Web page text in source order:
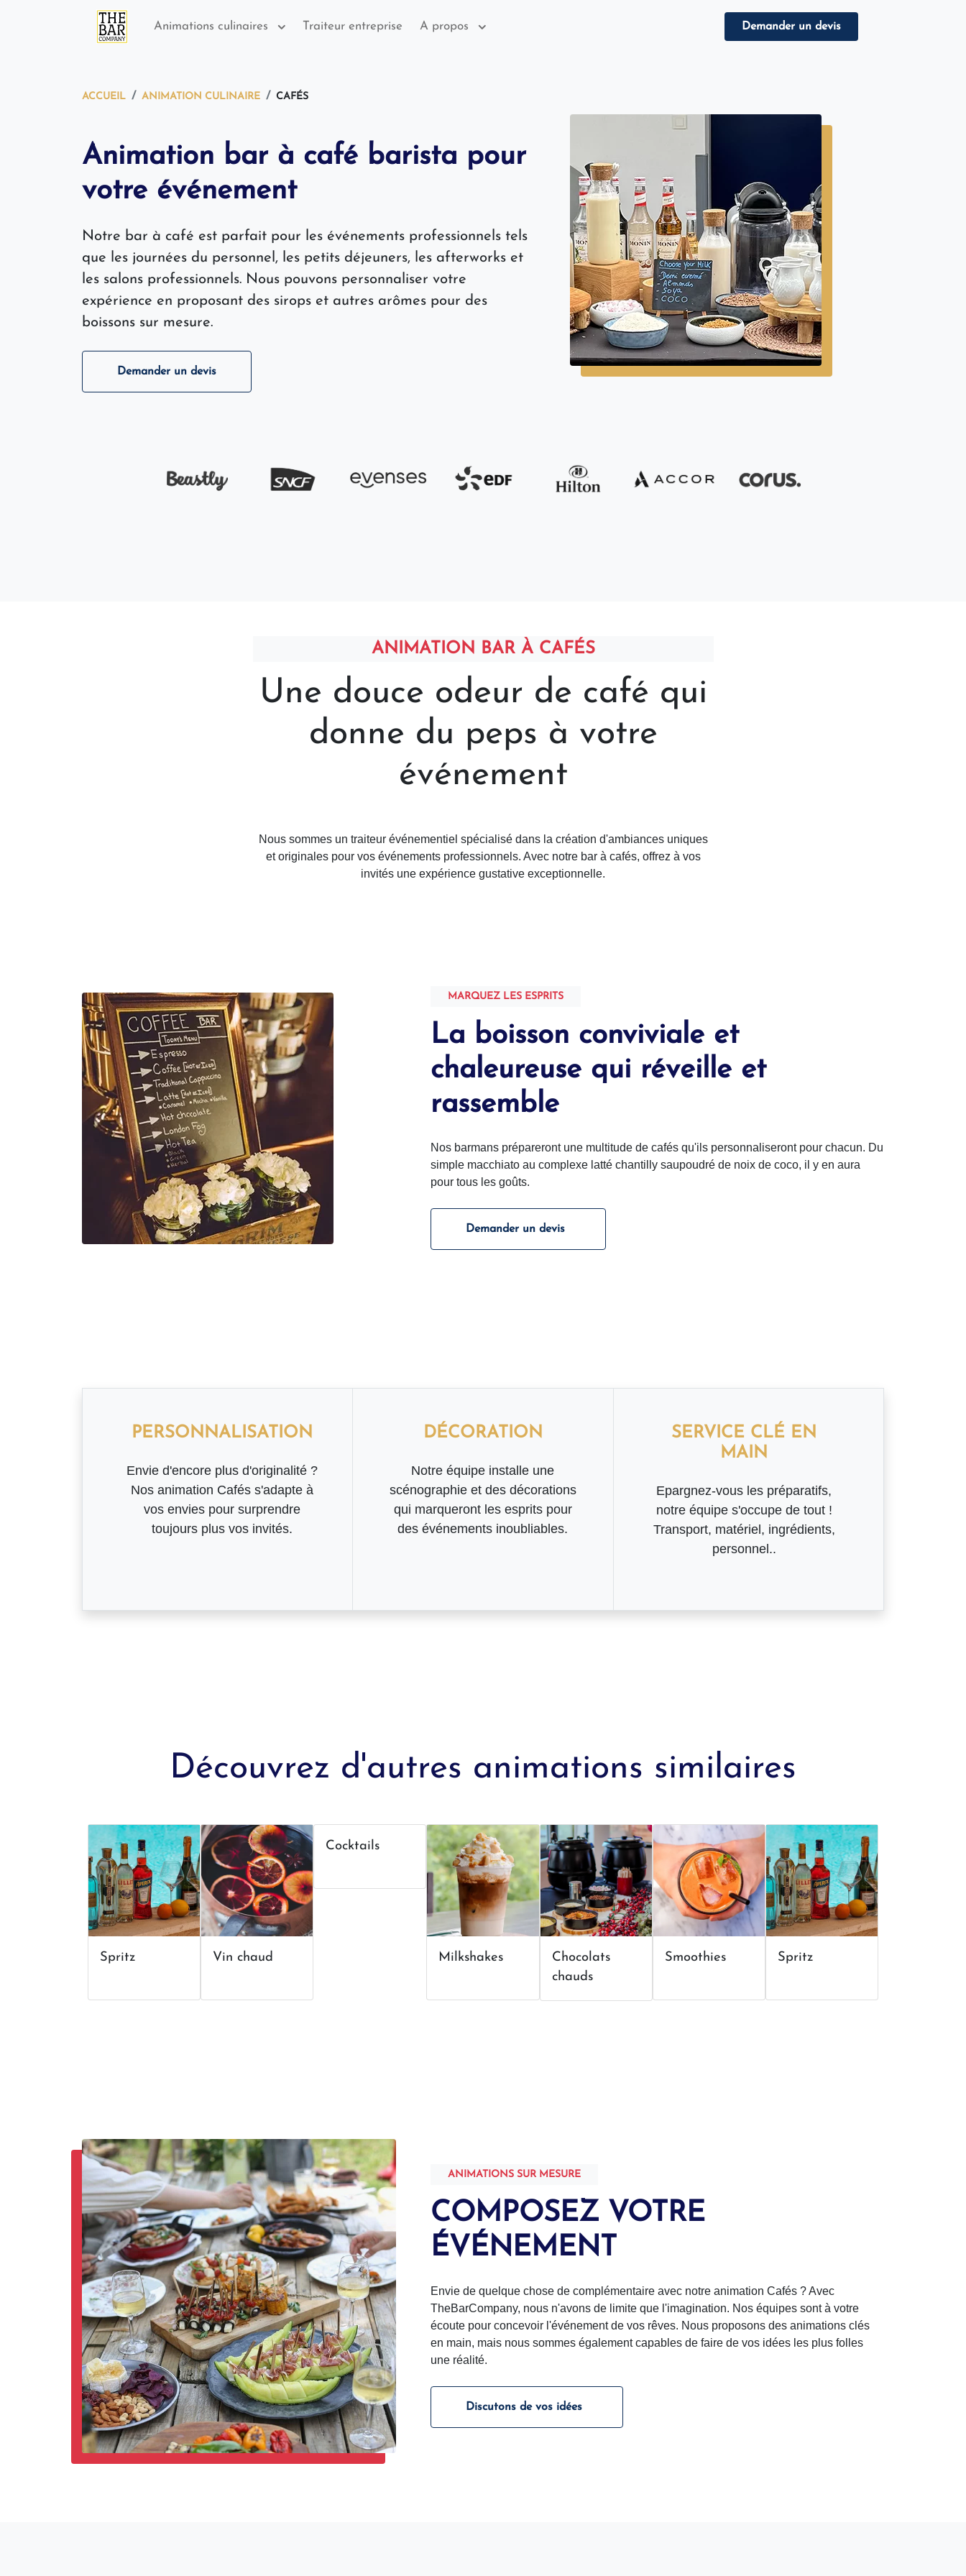
Animations culinaires Traiteur entreprise A propos Demander un devis
ACCUEIL ANIMATION CULINAIRE CAFÉS
Animation bar à café barista pour
votre événement
Notre bar à café est parfait pour les événements professionnels tels
que les journées du personnel, les petits déjeuners, les afterworks et
les salons professionnels. Nous pouvons personnaliser votre
expérience en proposant des sirops et autres arômes pour des
boissons sur mesure.
Demander un devis
ANIMATION BAR À CAFÉS
Une douce odeur de café qui
donne du peps à votre
événement
Nous sommes un traiteur événementiel spécialisé dans la création d'ambiances uniques
et originales pour vos événements professionnels. Avec notre bar à cafés, offrez à vos
invités une expérience gustative exceptionnelle.
MARQUEZ LES ESPRITS
La boisson conviviale et
chaleureuse qui réveille et
rassemble
Nos barmans prépareront une multitude de cafés qu'ils personnaliseront pour chacun. Du
simple macchiato au complexe latté chantilly saupoudré de noix de coco, il y en aura
pour tous les goûts.
Demander un devis
PERSONNALISATION
Envie d'encore plus d'originalité ?
Nos animation Cafés s'adapte à
vos envies pour surprendre
toujours plus vos invités.
DÉCORATION
Notre équipe installe une
scénographie et des décorations
qui marqueront les esprits pour
des événements inoubliables.
SERVICE CLÉ EN
MAIN
Epargnez-vous les préparatifs,
notre équipe s'occupe de tout !
Transport, matériel, ingrédients,
personnel..
Découvrez d'autres animations similaires
Spritz Vin chaud
Cocktails
Milkshakes
Chocolats
chauds
Smoothies Spritz
ANIMATIONS SUR MESURE
COMPOSEZ VOTRE
ÉVÉNEMENT
Envie de quelque chose de complémentaire avec notre animation Cafés ? Avec
TheBarCompany, nous n'avons de limite que l'imagination. Nos équipes sont à votre
écoute pour concevoir l'événement de vos rêves. Nous proposons des animations clés
en main, mais nous sommes également capables de faire de vos idées les plus folles
une réalité.
Discutons de vos idées